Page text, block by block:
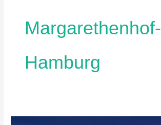
Margarethenhof-
Hamburg